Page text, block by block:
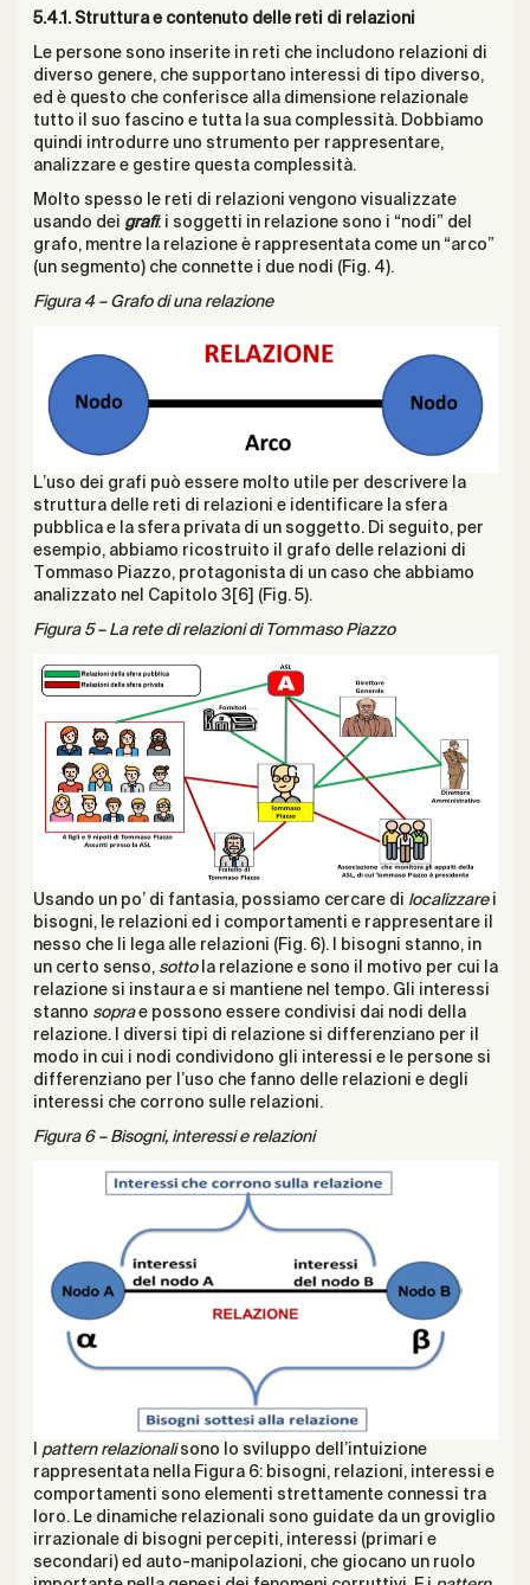
5.4.1. Struttura e contenuto delle reti di relazioni
Le persone sono inserite in reti che includono relazioni di
diverso genere, che supportano interessi di tipo diverso,
ed è questo che conferisce alla dimensione relazionale
tutto il suo fascino e tutta la sua complessità. Dobbiamo
quindi introdurre uno strumento per rappresentare,
analizzare e gestire questa complessità.
Molto spesso le reti di relazioni vengono visualizzate
usando dei grafi: i soggetti in relazione sono i “nodi” del
grafo, mentre la relazione è rappresentata come un “arco”
(un segmento) che connette i due nodi (Fig. 4).
Figura 4 – Grafo di una relazione
L’uso dei grafi può essere molto utile per descrivere la
struttura delle reti di relazioni e identificare la sfera
pubblica e la sfera privata di un soggetto. Di seguito, per
esempio, abbiamo ricostruito il grafo delle relazioni di
Tommaso Piazzo, protagonista di un caso che abbiamo
analizzato nel Capitolo 3 [6] (Fig. 5).
Figura 5 – La rete di relazioni di Tommaso Piazzo
Usando un po’ di fantasia, possiamo cercare di localizzare i
bisogni, le relazioni ed i comportamenti e rappresentare il
nesso che li lega alle relazioni (Fig. 6). I bisogni stanno, in
un certo senso, sottola relazione e sono il motivo per cui la
relazione si instaura e si mantiene nel tempo. Gli interessi
stanno soprae possono essere condivisi dai nodi della
relazione. I diversi tipi di relazione si differenziano per il
modo in cui i nodi condividono gli interessi e le persone si
differenziano per l’uso che fanno delle relazioni e degli
interessi che corrono sulle relazioni.
Figura 6 – Bisogni, interessi e relazioni
pattern relazionalisono lo sviluppo dell’intuizione
rappresentata nella Figura 6: bisogni, relazioni, interessi e
comportamenti sono elementi strettamente connessi tra
loro. Le dinamiche relazionali sono guidate da un groviglio
irrazionale di bisogni percepiti, interessi (primari e
secondari) ed auto-manipolazioni, che giocano un ruolo